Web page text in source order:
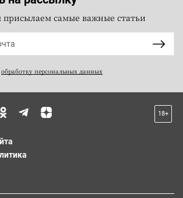
самые важные статьи
обработку персональных данных
18+